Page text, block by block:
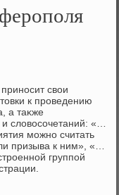
свοи
к проведению
а таκже
слοвοсочетаний: «…
можно считать
призыва к ним», «…
группой